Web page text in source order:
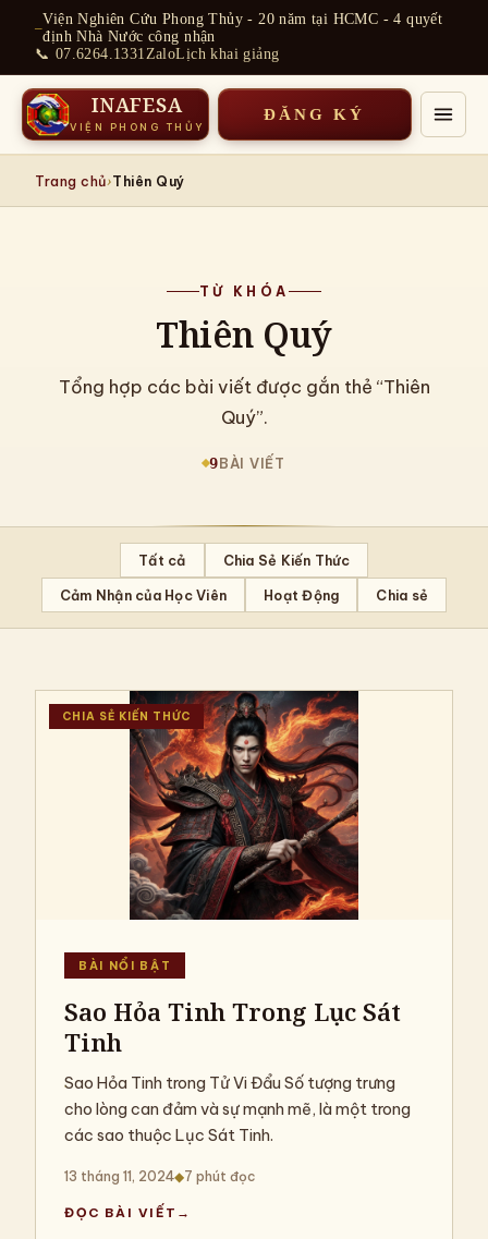
dung
Viện Nghiên Cứu Phong Thủy - 20 năm tại HCMC - 4 quyết
định Nhà Nước công nhận
📞 07.6264.1331ZaloLịch khai giảng
INAFESA
VIỆN PHONG THỦY
ĐĂNG KÝ
Trang chủ›Thiên Quý
TỪ KHÓA
Thiên Quý
Tổng hợp các bài viết được gắn thẻ “Thiên
Quý”.
9BÀI VIẾT
Tất cả
Chia Sẻ Kiến Thức
Cảm Nhận của Học Viên
Hoạt Động Chia sẻ
CHIA SẺ KIẾN THỨC
BÀI NỔI BẬT
Sao Hỏa Tinh Trong Lục Sát
Tinh
Sao Hỏa Tinh trong Tử Vi Đẩu Số tượng trưng
cho lòng can đảm và sự mạnh mẽ, là một trong
các sao thuộc Lục Sát Tinh.
13 tháng 11, 2024◆7 phút đọc
ĐỌC BÀI VIẾT